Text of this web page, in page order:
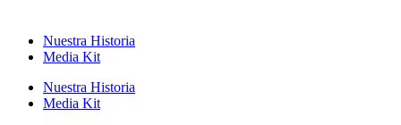
Nuestra Historia
Media Kit
Nuestra Historia
Media Kit